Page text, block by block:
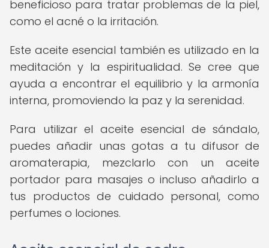
beneficioso para tratar problemas de la piel,
como el acné o la irritación.
Este aceite esencial también es utilizado en la
meditación y la espiritualidad. Se cree que
ayuda a encontrar el equilibrio y la armonía
interna, promoviendo la paz y la serenidad.
Para utilizar el aceite esencial de sándalo,
puedes añadir unas gotas a tu difusor de
aromaterapia, mezclarlo con un aceite
portador para masajes o incluso añadirlo a
tus productos de cuidado personal, como
perfumes o lociones.